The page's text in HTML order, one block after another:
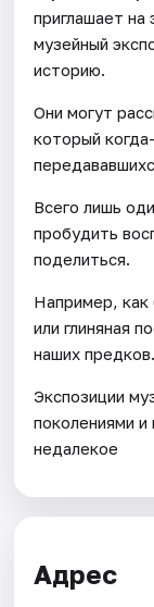
приглашает
музейный
историю.
Они могут
который
Всего лишь
пробудить
поделиться.
Например, как
или глиняная
наших предков.
Экспозиции
поколениями и
недалекое
Адрес